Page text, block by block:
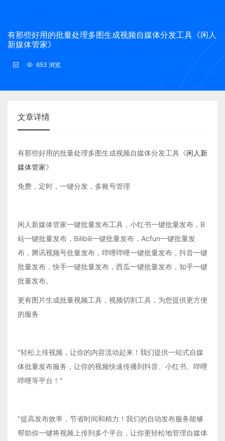
有那些好用的批量处理多图生成视频自媒体分发工具《闲人
新媒体管家》
653 浏览
文章详情
有那些好用的批量处理多图生成视频自媒体分发工具《闲人新
媒体管家》
免费，定时，一键分发，多账号管理
闲人新媒体管家一键批量发布工具，小红书一键批量发布，B
站一键批量发布，Bilibili一键批量发布，Acfun一键批量发
布，腾讯视频号批量发布，哔哩哔哩一键批量发布，抖音一键
批量发布，快手一键批量发布，西瓜一键批量发布，知乎一键
批量发布。
更有图片生成批量视频工具，视频切割工具，为您提供更方便
的服务
"轻松上传视频，让你的内容流动起来！我们提供一站式自媒
体批量发布服务，让你的视频快速传播到抖音、小红书、哔哩
哔哩等平台！"
"提高发布效率，节省时间和精力！我们的自动发布服务能够
帮助你一键将视频上传到多个平台，让你更轻松地管理自媒体